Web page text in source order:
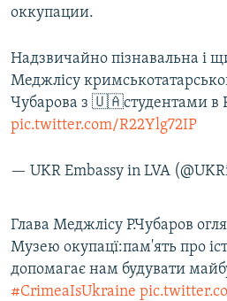
оккупации.
Надзвичайно пізнавальна і
Меджлісу
Чубарова з 🇺🇦студентами в
pic.twitter.com/R22Ylg72IP
— UKR Embassy in LVA
Глава Меджлісу Р.Чубаров
Музею окупацї:пам'ять про
допомагає нам будувати
#CrimeaIsUkraine